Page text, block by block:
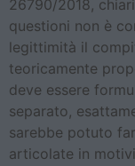
26790/2018,
questioni non è
legittimità il
teoricamente
deve essere
separato,
sarebbe potuto
articolate in